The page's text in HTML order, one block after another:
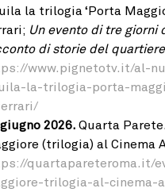
la trilogia ‘Porta
Un evento di tre giorni
di storie del
www.pignetotv.it/al-
la-trilogia-porta-
2026. Quarta
(trilogia) al Cinema
quartapareteroma.it/
trilogia-al-cinema-